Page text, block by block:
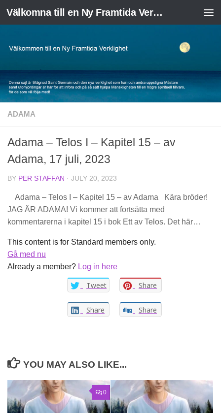
Skip to content Välkomna till en Ny Framtida Verklighet
ADAMA
Adama – Telos I – Kapitel 15 – av
Adama, 17 juli, 2023
BY PER STAFFAN · JULY 20, 2023
Adama – Telos I – Kapitel 15 – av Adama Kära bröder!
JAG ÄR ADAMA! Vi kommer att fortsätta med
kommentarerna i kapitel 15 i bok Ett av Telos. Det här…
This content is for Standard members only.
Gå med nu
Already a member? Log in here
Tweet Share
Share Share
YOU MAY ALSO LIKE...
0